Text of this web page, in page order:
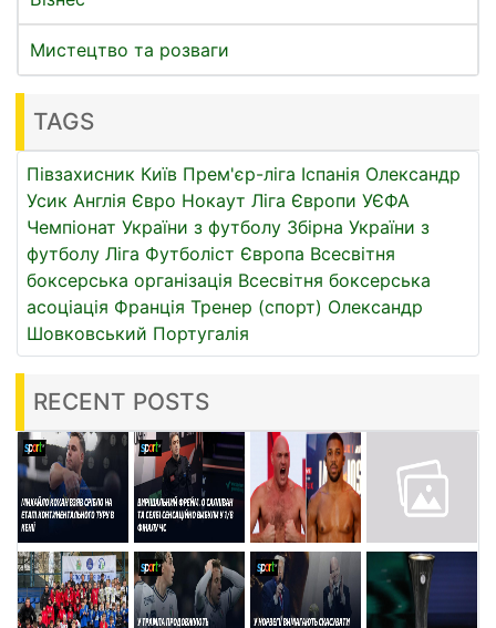
Мистецтво та розваги
TAGS
Півзахисник Київ Прем'єр-ліга Іспанія Олександр
Усик Англія Євро Нокаут Ліга Європи УЄФА
Чемпіонат України з футболу Збірна України з
футболу Ліга Футболіст Європа Всесвітня
боксерська організація Всесвітня боксерська
асоціація Франція Тренер (спорт) Олександр
Шовковський Португалія
RECENT POSTS